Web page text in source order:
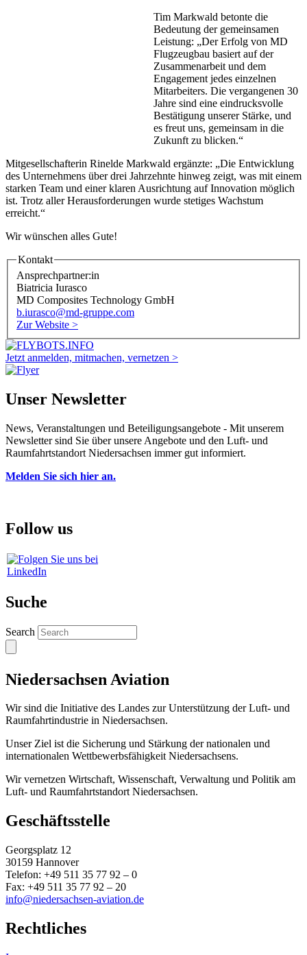
Tim Markwald betonte die
Bedeutung der gemeinsamen
Leistung: „Der Erfolg von MD
Flugzeugbau basiert auf der
Zusammenarbeit und dem
Engagement jedes einzelnen
Mitarbeiters. Die vergangenen 30
Jahre sind eine eindrucksvolle
Bestätigung unserer Stärke, und
es freut uns, gemeinsam in die
Zukunft zu blicken.“
Mitgesellschafterin Rinelde Markwald ergänzte: „Die Entwicklung
des Unternehmens über drei Jahrzehnte hinweg zeigt, was mit einem
starken Team und einer klaren Ausrichtung auf Innovation möglich
ist. Trotz aller Herausforderungen wurde stetiges Wachstum
erreicht.“
Wir wünschen alles Gute!
Kontakt
Ansprechpartner:in
Biatricia Iurasco
MD Composites Technology GmbH
b.iurasco@md-gruppe.com
Zur Website >
Jetzt anmelden, mitmachen, vernetzen >
Unser Newsletter
News, Veranstaltungen und Beteiligungsangebote - Mit unserem
Newsletter sind Sie über unsere Angebote und den Luft- und
Raumfahrtstandort Niedersachsen immer gut informiert.
Melden Sie sich hier an.
Follow us
Suche
Search
Niedersachsen Aviation
Wir sind die Initiative des Landes zur Unterstützung der Luft- und
Raumfahrtindustrie in Niedersachsen.
Unser Ziel ist die Sicherung und Stärkung der nationalen und
internationalen Wettbewerbsfähigkeit Niedersachsens.
Wir vernetzen Wirtschaft, Wissenschaft, Verwaltung und Politik am
Luft- und Raumfahrtstandort Niedersachsen.
Geschäftsstelle
Georgsplatz 12
30159 Hannover
Telefon: +49 511 35 77 92 – 0
Fax: +49 511 35 77 92 – 20
info@niedersachsen-aviation.de
Rechtliches